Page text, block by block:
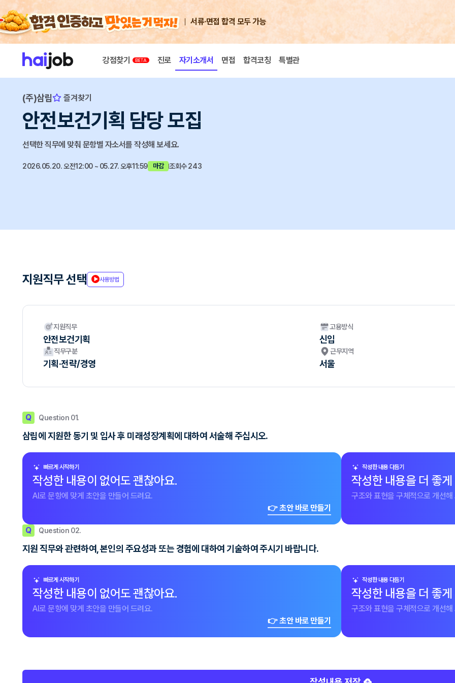
서류·면접 합격 모두 가능
강점찾기 진로 자기소개서 면접 합격코칭 특별관
(주)삼립 즐겨찾기
안전보건기획 담당 모집
선택한 직무에 맞춰 문항별 자소서를 작성해 보세요.
2026.05.20. 오전12:00 ~ 05.27. 오후11:59 마감 조회수 243
지원직무 선택 사용방법
지원직무
안전보건기획
고용방식
신입
직무구분
기획·전략/경영
근무지역
서울
Q Question 01.
삼립에 지원한 동기 및 입사 후 미래성장계획에 대하여 서술해 주십시오.
빠르게 시작하기
작성한 내용이 없어도 괜찮아요.
AI로 문항에 맞게 초안을 만들어 드려요.
👉 초안 바로 만들기
작성한 내용 다듬기
작성한 내용을 더 좋
구조와 표현을 구체적으로 개선해
Q Question 02.
지원 직무와 관련하여, 본인의 주요성과 또는 경험에 대하여 기술하여 주시기 바랍니다.
빠르게 시작하기
작성한 내용이 없어도 괜찮아요.
AI로 문항에 맞게 초안을 만들어 드려요.
👉 초안 바로 만들기
작성한 내용 다듬기
작성한 내용을 더 좋
구조와 표현을 구체적으로 개선해